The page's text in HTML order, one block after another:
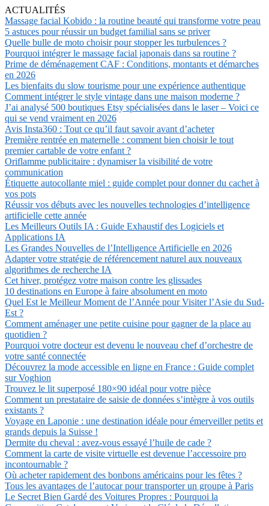
ACTUALITÉS
Massage facial Kobido : la routine beauté qui transforme votre peau
5 astuces pour réussir un budget familial sans se priver
Quelle bulle de moto choisir pour stopper les turbulences ?
Pourquoi intégrer le massage facial japonais dans sa routine ?
Prime de déménagement CAF : Conditions, montants et démarches
en 2026
Les bienfaits du slow tourisme pour une expérience authentique
Comment intégrer le style vintage dans une maison moderne ?
J’ai analysé 500 boutiques Etsy spécialisées dans le laser – Voici ce
qui se vend vraiment en 2026
Avis Insta360 : Tout ce qu’il faut savoir avant d’acheter
Première rentrée en maternelle : comment bien choisir le tout
premier cartable de votre enfant ?
Oriflamme publicitaire : dynamiser la visibilité de votre
communication
Étiquette autocollante miel : guide complet pour donner du cachet à
vos pots
Réussir vos débuts avec les nouvelles technologies d’intelligence
artificielle cette année
Les Meilleurs Outils IA : Guide Exhaustif des Logiciels et
Applications IA
Les Grandes Nouvelles de l’Intelligence Artificielle en 2026
Adapter votre stratégie de référencement naturel aux nouveaux
algorithmes de recherche IA
Cet hiver, protégez votre maison contre les glissades
10 destinations en Europe à faire absolument en moto
Quel Est le Meilleur Moment de l’Année pour Visiter l’Asie du Sud-
Est ?
Comment aménager une petite cuisine pour gagner de la place au
quotidien ?
Pourquoi votre docteur est devenu le nouveau chef d’orchestre de
votre santé connectée
Découvrez la mode accessible en ligne en France : Guide complet
sur Voghion
Trouvez le lit superposé 180×90 idéal pour votre pièce
Comment un prestataire de saisie de données s’intègre à vos outils
existants ?
Voyage en Laponie : une destination idéale pour émerveiller petits et
grands depuis la Suisse !
Dermite du cheval : avez-vous essayé l’huile de cade ?
Comment la carte de visite virtuelle est devenue l’accessoire pro
incontournable ?
Où acheter rapidement des bonbons américains pour les fêtes ?
Tous les avantages de l’autocar pour transporter un groupe à Paris
Le Secret Bien Gardé des Voitures Propres : Pourquoi la